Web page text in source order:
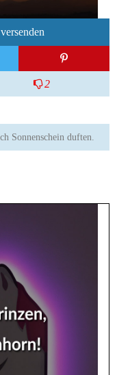
2
Sonnenschein duften.